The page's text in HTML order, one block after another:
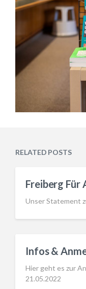
RELATED POSTS
Freiberg Für
Unser Statement
Infos &
Hier geht es zur
21.05.2022